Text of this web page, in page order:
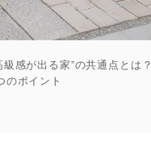
感が出る家”の共通点とは？
のポイント